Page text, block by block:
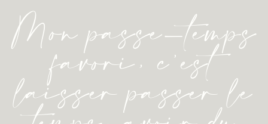
Mon passe-temps
favori, c’est
laisser passer le